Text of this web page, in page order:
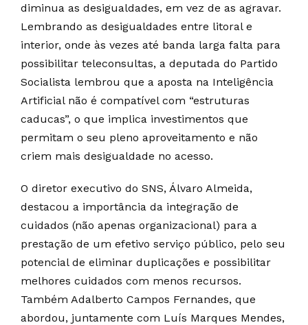
diminua as desigualdades, em vez de as agravar.
Lembrando as desigualdades entre litoral e
interior, onde às vezes até banda larga falta para
possibilitar teleconsultas, a deputada do Partido
Socialista lembrou que a aposta na Inteligência
Artificial não é compatível com “estruturas
caducas”, o que implica investimentos que
permitam o seu pleno aproveitamento e não
criem mais desigualdade no acesso.
O diretor executivo do SNS, Álvaro Almeida,
destacou a importância da integração de
cuidados (não apenas organizacional) para a
prestação de um efetivo serviço público, pelo seu
potencial de eliminar duplicações e possibilitar
melhores cuidados com menos recursos.
Também Adalberto Campos Fernandes, que
abordou, juntamente com Luís Marques Mendes,